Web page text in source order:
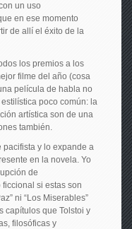
un uso
en ese momento
de allí el éxito de la
los premios a los
filme del año (cosa
película de habla no
poco común: la
artística son de una
también.
pacifista y lo expande a
en la novela. Yo
de
si estas son
ni “Los Miserables”
capítulos que Tolstoi y
filosóficas y